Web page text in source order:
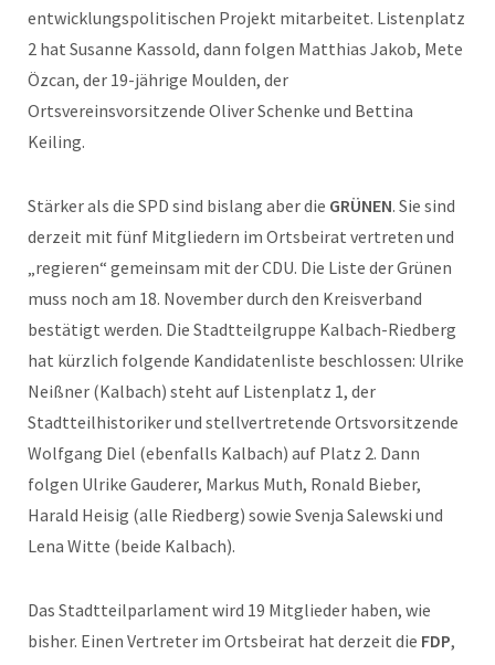
entwicklungspolitischen Projekt mitarbeitet. Listenplatz
2 hat Susanne Kassold, dann folgen Matthias Jakob, Mete
Özcan, der 19-jährige Moulden, der
Ortsvereinsvorsitzende Oliver Schenke und Bettina
Keiling.
Stärker als die SPD sind bislang aber die GRÜNEN. Sie sind
derzeit mit fünf Mitgliedern im Ortsbeirat vertreten und
„regieren“ gemeinsam mit der CDU. Die Liste der Grünen
muss noch am 18. November durch den Kreisverband
bestätigt werden. Die Stadtteilgruppe Kalbach-Riedberg
hat kürzlich folgende Kandidatenliste beschlossen: Ulrike
Neißner (Kalbach) steht auf Listenplatz 1, der
Stadtteilhistoriker und stellvertretende Ortsvorsitzende
Wolfgang Diel (ebenfalls Kalbach) auf Platz 2. Dann
folgen Ulrike Gauderer, Markus Muth, Ronald Bieber,
Harald Heisig (alle Riedberg) sowie Svenja Salewski und
Lena Witte (beide Kalbach).
Das Stadtteilparlament wird 19 Mitglieder haben, wie
bisher. Einen Vertreter im Ortsbeirat hat derzeit die FDP,